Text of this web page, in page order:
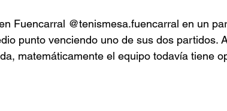
Fuencarral @tenismesa.fuencarral en un
punto venciendo uno de sus dos partidos.
matemáticamente el equipo todavía tiene